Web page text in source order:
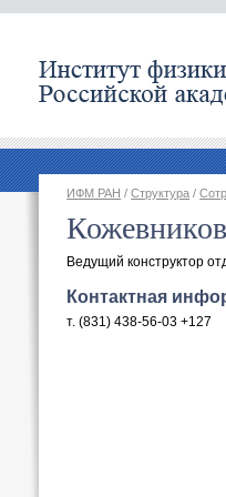
ИФМ РАН /Структура /
Ведущий конструктор
Контактная
т. (831) 438-56-03 +127